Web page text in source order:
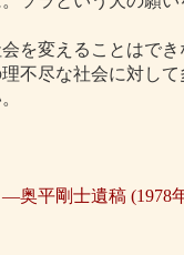
を変えることはで
不尽な社会に対し
奥平剛士遺稿 (1978